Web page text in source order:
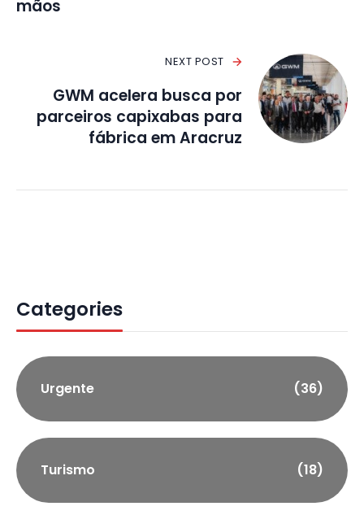
mãos
NEXT POST
GWM acelera busca por
parceiros capixabas para
fábrica em Aracruz
Categories
Urgente (36)
Turismo (18)